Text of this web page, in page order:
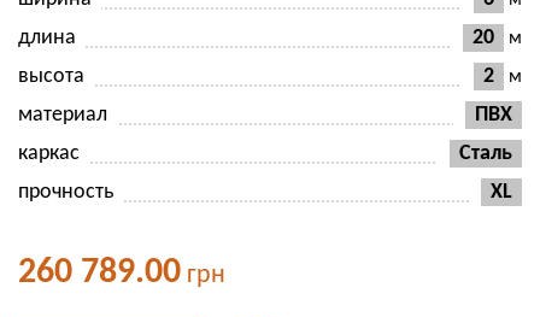
длина 20 м
высота 2 м
материал
ПВХ
каркас
Сталь
прочность
XL
260 789.00 грн